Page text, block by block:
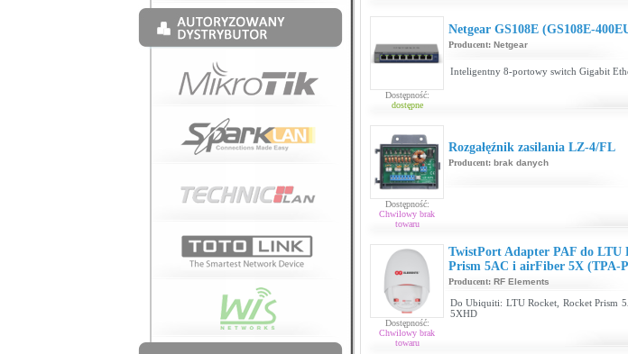
Dostępność:
dostępne
Netgear GS108E (GS108E-
Producent: Netgear
Inteligentny 8-portowy switch Gigabit
Dostępność:
Chwilowy brak
towaru
Rozgałęźnik zasilania LZ-4/FL
Producent: brak danych
Dostępność:
Chwilowy brak
towaru
TwistPort Adapter PAF do LTU
Prism 5AC i airFiber 5X (TPA-
Producent: RF Elements
Do Ubiquiti: LTU Rocket, Rocket Prism
5XHD